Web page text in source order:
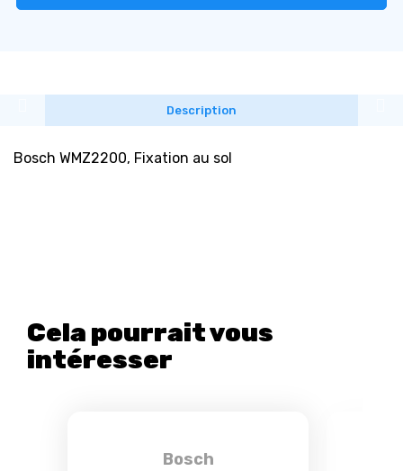
Description
Bosch WMZ2200, Fixation au sol
Cela pourrait vous
intéresser
Bosch